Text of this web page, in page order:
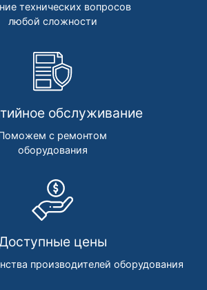
технических вопросов
любой сложности
обслуживание
с ремонтом
оборудования
цены
производителей оборудования